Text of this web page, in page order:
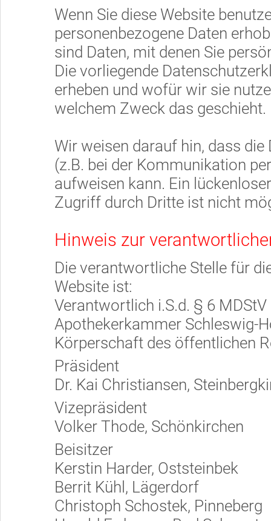
Wenn Sie diese Website
personenbezogene Daten
sind Daten, mit denen Sie
Die vorliegende
erheben und wofür wir sie
welchem Zweck das geschieht.
Wir weisen darauf hin, dass
(z.B. bei der Kommunikation
aufweisen kann. Ein
Zugriff durch Dritte ist nicht
Hinweis zur
Die verantwortliche Stelle für
Website ist:
Verantwortlich i.S.d. § 6 MDStV
Apothekerkammer Schleswig-
Körperschaft des öffentlichen
Präsident
Dr. Kai Christiansen,
Vizepräsident
Volker Thode, Schönkirchen
Beisitzer
Kerstin Harder, Oststeinbek
Berrit Kühl, Lägerdorf
Christoph Schostek, Pinneberg